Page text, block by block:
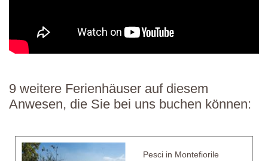
9 weitere Ferienhäuser auf diesem
Anwesen, die Sie bei uns buchen können:
Pesci in Montefiorile